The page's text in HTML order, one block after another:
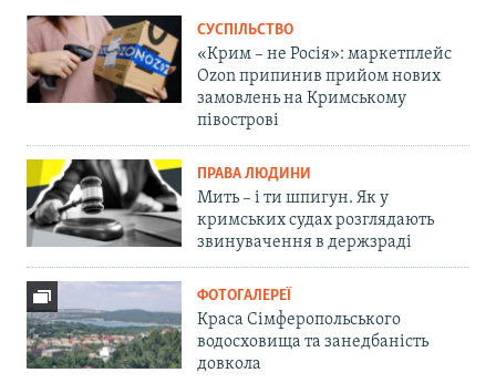
СУСПІЛЬСТВО
«Крим – не Росія»: маркетплейс
Ozon припинив прийом нових
замовлень на Кримському
півострові
ПРАВА ЛЮДИНИ
Мить – і ти шпигун. Як у
кримських судах розглядають
звинувачення в держзраді
ФОТОГАЛЕРЕЇ
Краса Сімферопольського
водосховища та занедбаність
довкола